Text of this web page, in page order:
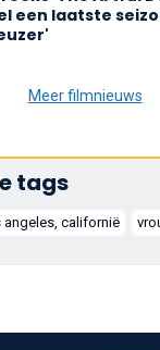
een laatste
Meer filmnieuws
tags
angeles, californië